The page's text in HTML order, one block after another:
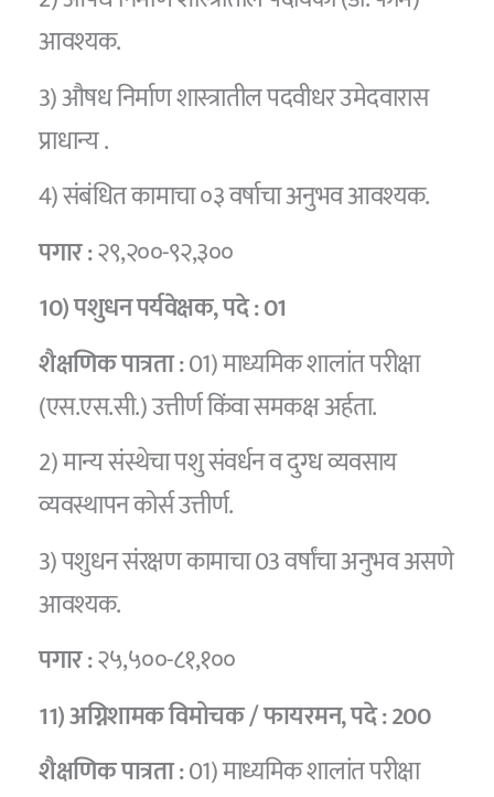
आवश्यक.
3) औषध निर्माण शास्त्रातील पदवीधर उमेदवारास
प्राधान्य .
4) संबंधित कामाचा ०३ वर्षाचा अनुभव आवश्यक.
पगार :२९,२००-९२,३००
10) पशुधन पर्यवेक्षक,पदे :01
शैक्षणिक पात्रता :01) माध्यमिक शालांत परीक्षा
(एस.एस.सी.) उत्तीर्ण किंवा समकक्ष अर्हता.
2) मान्य संस्थेचा पशु संवर्धन व दुग्ध व्यवसाय
व्यवस्थापन कोर्स उत्तीर्ण.
3) पशुधन संरक्षण कामाचा 03 वर्षांचा अनुभव असणे
आवश्यक.
पगार :२५,५००-८१,१००
11) अग्निशामक विमोचक / फायरमन,पदे :200
शैक्षणिक पात्रता :01) माध्यमिक शालांत परीक्षा